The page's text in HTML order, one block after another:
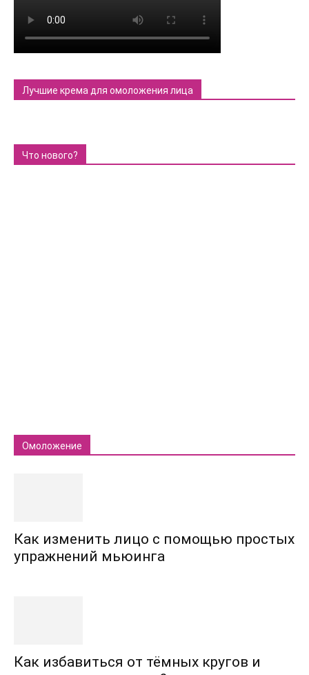
Лучшие крема для омоложения лица
Что нового?
Омоложение
Как изменить лицо с помощью простых
упражнений мьюинга
Как избавиться от тёмных кругов и